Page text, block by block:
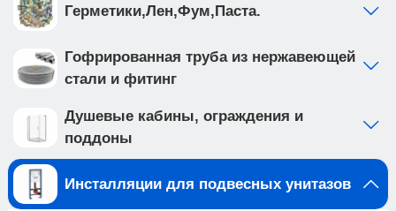
эфективнее других смывов • чаша с
технологией антивсплеск минимизирует
возможность брызг и обеспечивает комфорт во
время использования • наноглазированное
обеспечивает непревзойденный уровень
гигиены, предотвращая размножение бактерий •
в комплекте тонкое, быстросъемное из
дюропласта soft close Клавиша смыва
изготовлена из ABS пластика, устойчива к
Герметики,Лен,Фум,Паста.
Гофрированная труба из нержавеющей
стали и фитинг
Душевые кабины, ограждения и
поддоны
Инсталляции для подвесных унитазов